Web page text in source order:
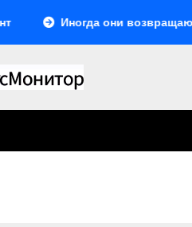
Иногда они возвращаются… Или